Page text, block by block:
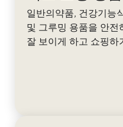
일반의약품, 건강기능
및 그루밍 용품을 안전
잘 보이게 하고 쇼핑하